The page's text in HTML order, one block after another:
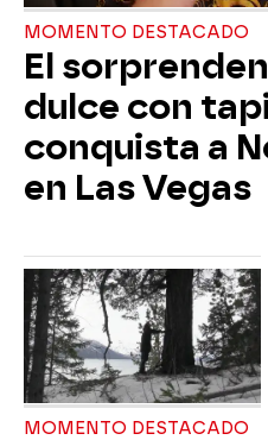
MOMENTO DESTACADO
El
dulce con
conquista a
en Las Vegas
MOMENTO DESTACADO